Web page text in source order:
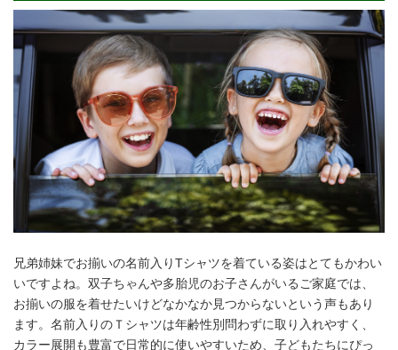
兄弟姉妹でお揃いの名前入りTシャツを着ている姿はとてもかわい
いですよね。双子ちゃんや多胎児のお子さんがいるご家庭では、
お揃いの服を着せたいけどなかなか見つからないという声もあり
ます。名前入りのＴシャツは年齢性別問わずに取り入れやすく、
カラー展開も豊富で日常的に使いやすいため、子どもたちにぴっ